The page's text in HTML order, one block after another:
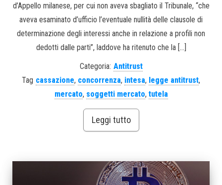
d’Appello milanese, per cui non aveva sbagliato il Tribunale, “che
aveva esaminato d’ufficio l’eventuale nullità delle clausole di
determinazione degli interessi anche in relazione a profili non
dedotti dalle parti”, laddove ha ritenuto che la […]
Categoria: Antitrust
Tag cassazione, concorrenza, intesa, legge antitrust,
mercato, soggetti mercato, tutela
Leggi tutto